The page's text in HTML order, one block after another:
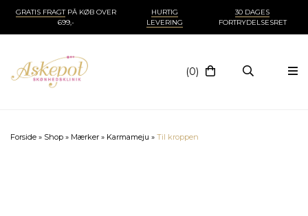
GRATIS FRAGTPÅ KØB OVER
699,-
HURTIG
LEVERING
30 DAGES
FORTRYDELSESRET
(0)
Forside » Shop » Mærker » Karmameju » Til kroppen